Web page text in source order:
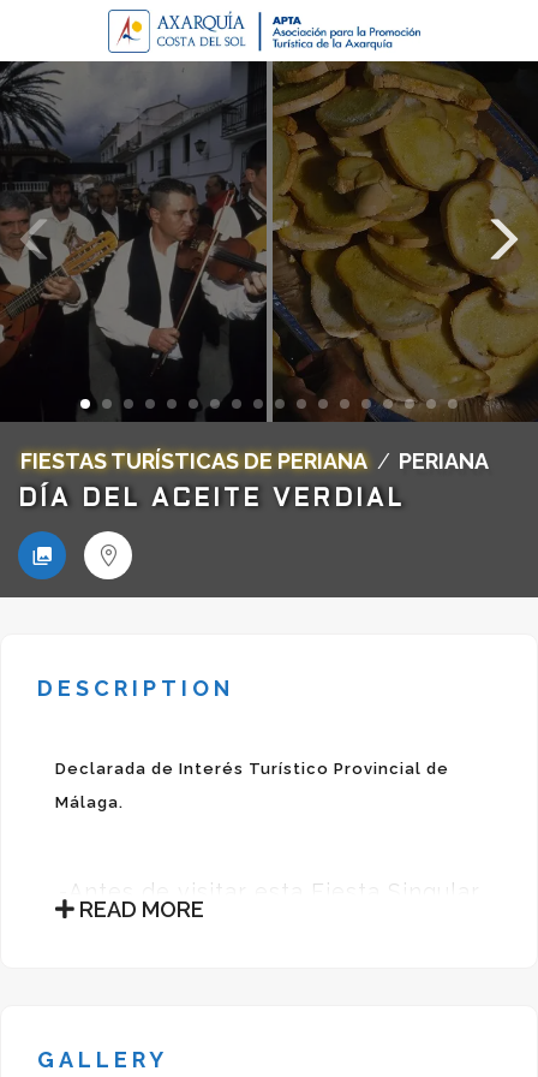
FIESTAS TURÍSTICAS DE PERIANA / PERIANA
DÍA DEL ACEITE VERDIAL
DESCRIPTION
Declarada de Interés Turístico Provincial de
Málaga.
-Antes de visitar esta Fiesta Singular
consulte la fecha con el
de la Axarquía es el aceite verdial,
READ MORE
GALLERY